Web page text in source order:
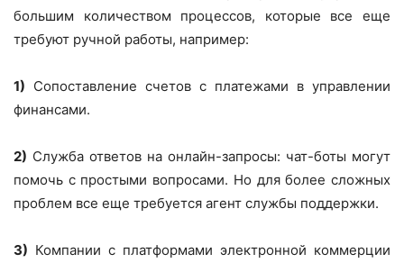
большим количеством процессов, которые все еще
требуют ручной работы, например:
1) Сопоставление счетов с платежами в управлении
финансами.
2) Служба ответов на онлайн-запросы: чат-боты могут
помочь с простыми вопросами. Но для более сложных
проблем все еще требуется агент службы поддержки.
3) Компании с платформами электронной коммерции